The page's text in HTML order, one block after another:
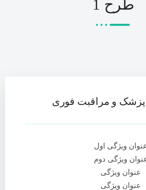
طرح 1
پزشک و مراقبت فوری
ویژگی اول
ویژگی دوم
عنوان ویژگی
عنوان ویژگی